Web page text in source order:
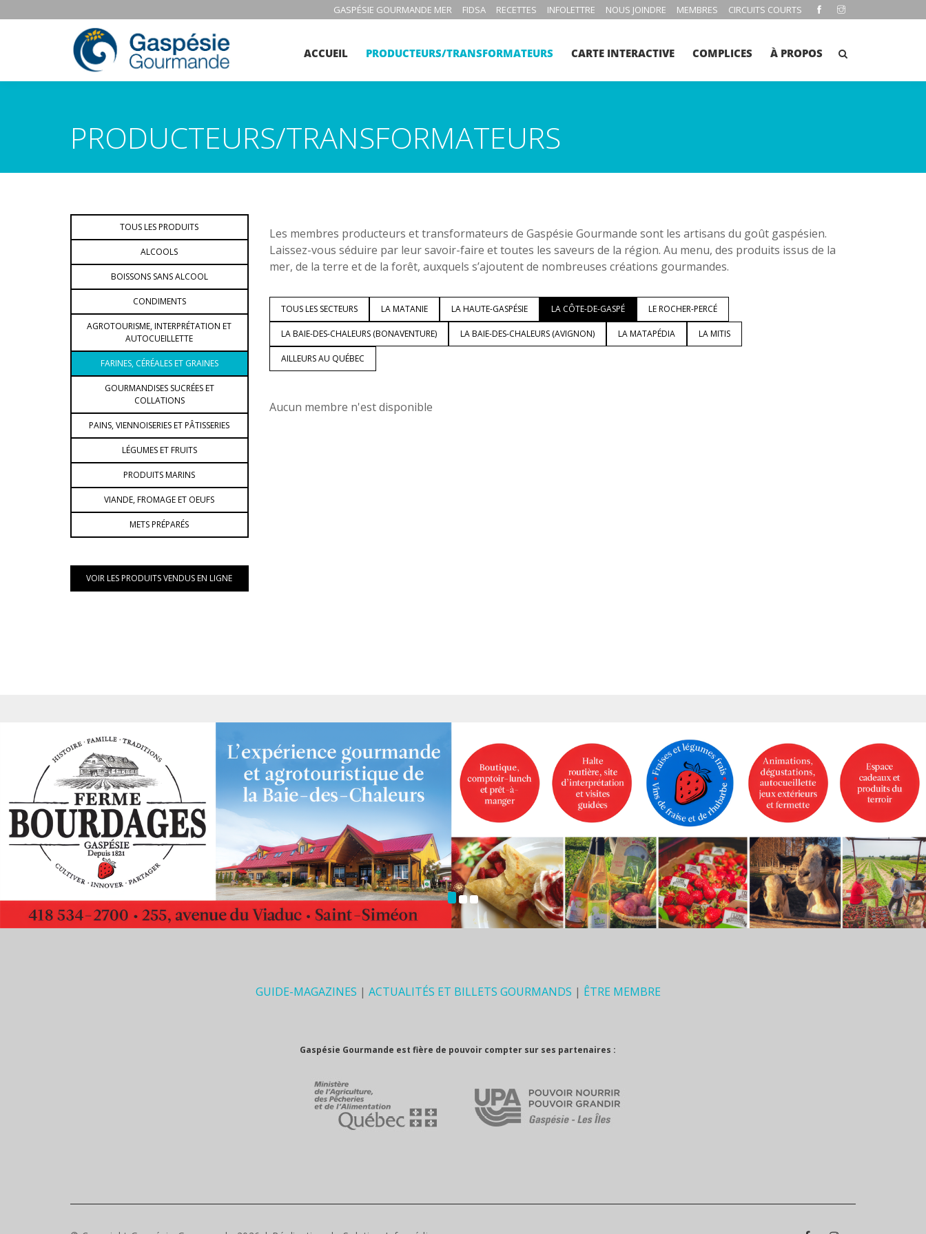
GASPÉSIE GOURMANDE MER FIDSA RECETTES INFOLETTRE NOUS JOINDRE MEMBRES CIRCUITS COURTS
ACCUEIL PRODUCTEURS/TRANSFORMATEURS CARTE INTERACTIVE COMPLICES À PROPOS
PRODUCTEURS/TRANSFORMATEURS
TOUS LES PRODUITS
ALCOOLS
BOISSONS SANS ALCOOL
CONDIMENTS
AGROTOURISME, INTERPRÉTATION ET
AUTOCUEILLETTE
FARINES, CÉRÉALES ET GRAINES
GOURMANDISES SUCRÉES ET
COLLATIONS
PAINS, VIENNOISERIES ET PÂTISSERIES
LÉGUMES ET FRUITS
PRODUITS MARINS
VIANDE, FROMAGE ET OEUFS
METS PRÉPARÉS
VOIR LES PRODUITS VENDUS EN LIGNE
Les membres producteurs et transformateurs de Gaspésie Gourmande sont les artisans du goût gaspésien.
Laissez-vous séduire par leur savoir-faire et toutes les saveurs de la région. Au menu, des produits issus de la
mer, de la terre et de la forêt, auxquels s’ajoutent de nombreuses créations gourmandes.
TOUS LES SECTEURS LA MATANIE LA HAUTE-GASPÉSIE LA CÔTE-DE-GASPÉ LE ROCHER-PERCÉ
LA BAIE-DES-CHALEURS (BONAVENTURE) LA BAIE-DES-CHALEURS (AVIGNON) LA MATAPÉDIA LA MITIS
AILLEURS AU QUÉBEC
Aucun membre n'est disponible
GUIDE-MAGAZINES | ACTUALITÉS ET BILLETS GOURMANDS | ÊTRE MEMBRE
Gaspésie Gourmande est fière de pouvoir compter sur ses partenaires :